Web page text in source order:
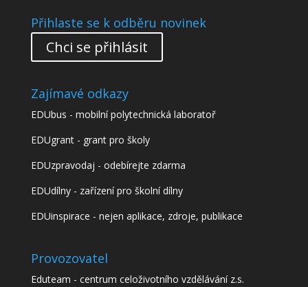
Přihlaste se k odběru novinek
Chci se přihlásit
Zajímavé odkazy
EDUbus - mobilní polytechnická laboratoř
EDUgrant - grant pro školy
EDUzpravodaj - odebírejte zdarma
EDUdílny - zařízení pro školní dílny
EDUinspirace - nejen aplikace, zdroje, publikace
Provozovatel
Eduteam - centrum celoživotního vzdělávání z.s.